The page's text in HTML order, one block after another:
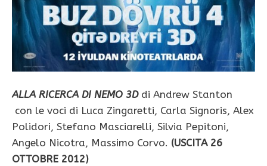
ALLA RICERCA DI NEMO 3D di Andrew Stanton
con le voci di Luca Zingaretti, Carla Signoris, Alex
Polidori, Stefano Masciarelli, Silvia Pepitoni,
Angelo Nicotra, Massimo Corvo. (USCITA 26
OTTOBRE 2012)